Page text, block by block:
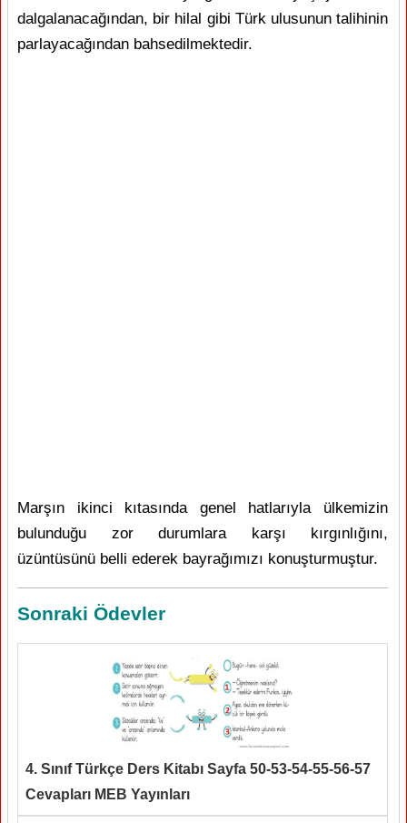
dalgalanacağından, bir hilal gibi Türk ulusunun talihinin
parlayacağından bahsedilmektedir.
Marşın ikinci kıtasında genel hatlarıyla ülkemizin
bulunduğu zor durumlara karşı kırgınlığını,
üzüntüsünü belli ederek bayrağımızı konuşturmuştur.
Sonraki Ödevler
4. Sınıf Türkçe Ders Kitabı Sayfa 50-53-54-55-56-57
Cevapları MEB Yayınları